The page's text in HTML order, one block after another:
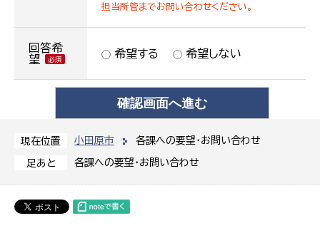
現在位置 小田原市 各課への要望・お問い合わせ
足あと 各課への要望・お問い合わせ
担当所管までお問い合わせください。
回答希
望
希望する 希望しない